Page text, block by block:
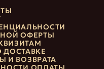
ОФЕРТЫ
И ВОЗВРАТА